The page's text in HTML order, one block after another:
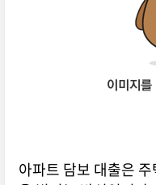
아파트 담보 대출은